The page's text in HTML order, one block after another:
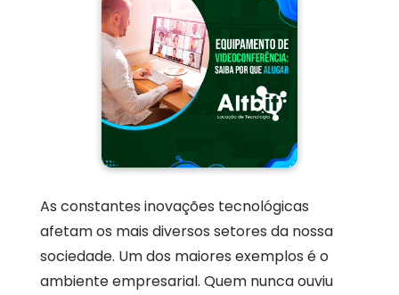
As constantes inovações tecnológicas
afetam os mais diversos setores da nossa
sociedade. Um dos maiores exemplos é o
ambiente empresarial. Quem nunca ouviu